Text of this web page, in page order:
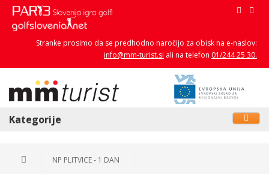
Stranke prosimo da se predhodno naročijo za obisk na e-naslov:
info@mm-turist.si ali na telefon 01/244 25 30.
Kategorije
NP PLITVICE - 1 DAN